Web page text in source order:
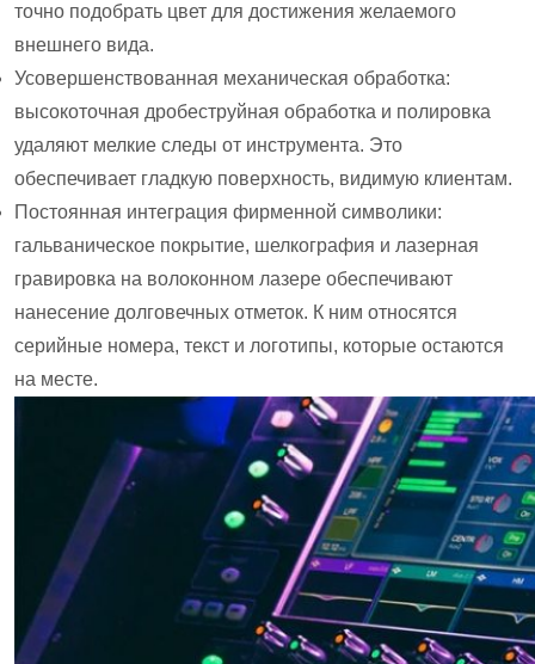
точно подобрать цвет для достижения желаемого
внешнего вида.
Усовершенствованная механическая обработка:
высокоточная дробеструйная обработка и полировка
удаляют мелкие следы от инструмента. Это
обеспечивает гладкую поверхность, видимую клиентам.
Постоянная интеграция фирменной символики:
гальваническое покрытие, шелкография и лазерная
гравировка на волоконном лазере обеспечивают
нанесение долговечных отметок. К ним относятся
серийные номера, текст и логотипы, которые остаются
на месте.